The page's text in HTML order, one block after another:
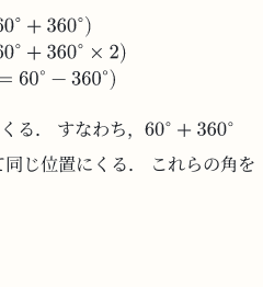
る． すなわち，
じ位置にくる． これらの角を